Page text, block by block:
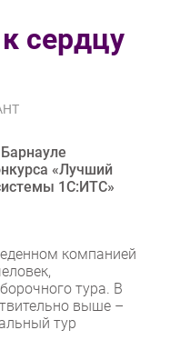
сердцу
«Лучший
1С:ИТС»
компанией
тура. В
выше –
тур